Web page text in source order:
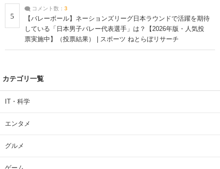
5
コメント数： 3
【バレーボール】ネーションズリーグ日本ラウンドで活躍を期待
している「日本男子バレー代表選手」は？【2026年版・人気投
票実施中】（投票結果） | スポーツ ねとらぼリサーチ
カテゴリ一覧
IT・科学
エンタメ
グルメ